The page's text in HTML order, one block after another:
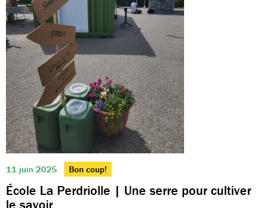
11 juin 2025 Bon coup!
École La Perdriolle | Une serre pour cultiver
le savoir